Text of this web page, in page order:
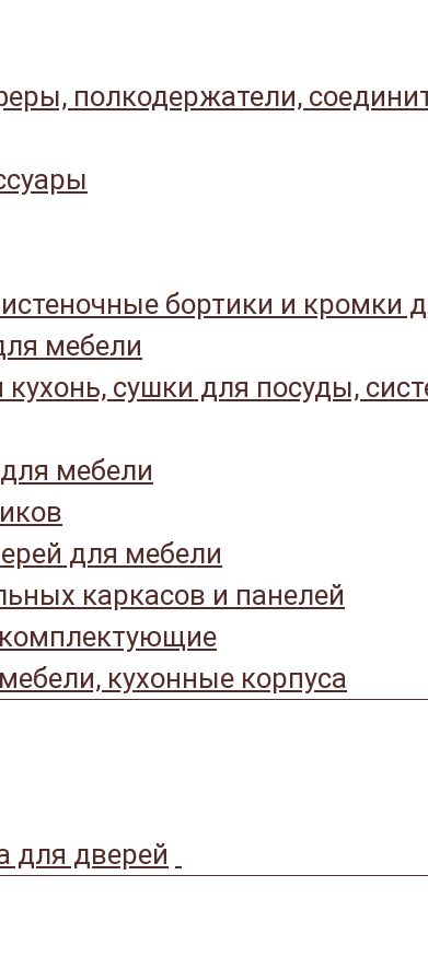
полкодержатели,
бортики и кромки
мебели
сушки для посуды,
мебели
для мебели
каркасов и панелей
кухонные корпуса
для дверей